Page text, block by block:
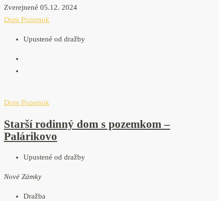
Zverejnené 05.12. 2024
Dom Pozemok
Upustené od dražby
Dom Pozemok
Starší rodinný dom s pozemkom –
Palárikovo
Upustené od dražby
Nové Zámky
Dražba